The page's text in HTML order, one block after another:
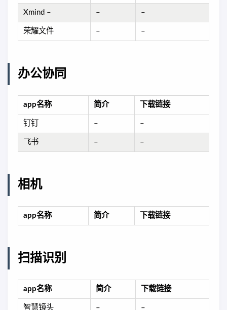
Xmind – – –
荣耀文件 – –
办公协同
app名称 简介 下载链接
钉钉 – –
飞书 – –
相机
app名称 简介 下载链接
扫描识别
app名称 简介 下载链接
智慧镜头 – –